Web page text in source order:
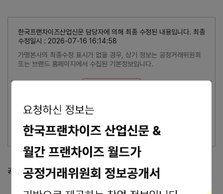
한국프랜차이즈산업신문 담당자에 의해 최종 수정된 내용입니다. 최종
수정일시 : 2026-07-16 16:14:58
가맹본사의 최종수정 표시가 없을 경우, 상기 정보는 공정거래위원회
또는 브랜드 홈페이지에서 수집된 기본정보입니다.
이 브랜드의 담당자이신가요?
브랜드 관리 바로가기 >
공정거래위원회 등록 정보 공정위 정보공개서 열람